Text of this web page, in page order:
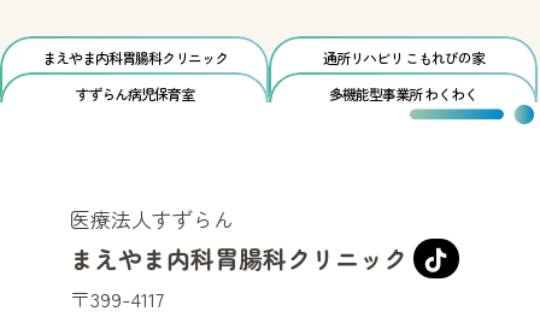
まえやま内科胃腸科クリニック 通所リハビリ こもれびの家
すずらん病児保育室 多機能型事業所わくわく
医療法人すずらん
まえやま内科胃腸科クリニック
〒399-4117